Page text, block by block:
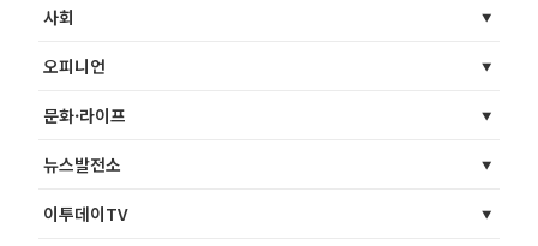
사회
오피니언
문화·라이프
뉴스발전소
이투데이TV